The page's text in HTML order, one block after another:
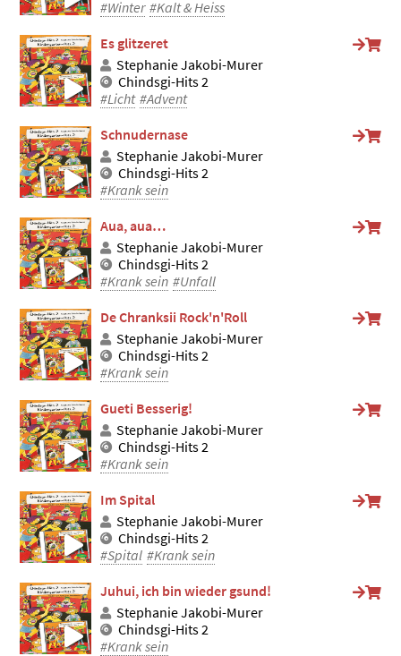
#Winter #Kalt & Heiss
Es glitzeret
Stephanie Jakobi-Murer
Chindsgi-Hits 2
#Licht #Advent
Schnudernase
Stephanie Jakobi-Murer
Chindsgi-Hits 2
#Krank sein
Aua, aua…
Stephanie Jakobi-Murer
Chindsgi-Hits 2
#Krank sein #Unfall
De Chranksii Rock'n'Roll
Stephanie Jakobi-Murer
Chindsgi-Hits 2
#Krank sein
Gueti Besserig!
Stephanie Jakobi-Murer
Chindsgi-Hits 2
#Krank sein
Im Spital
Stephanie Jakobi-Murer
Chindsgi-Hits 2
#Spital #Krank sein
Juhui, ich bin wieder gsund!
Stephanie Jakobi-Murer
Chindsgi-Hits 2
#Krank sein